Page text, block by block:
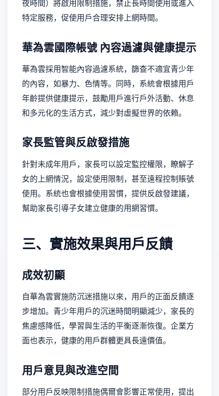
夜時間）將啟用限制措施，禁止長時間使用或進入
特定服務，促使用戶合理安排上網時間。
華為雲國際帳號 內容過濾與健康提示
華為雲採用智能內容過濾系統，篩查不適宜青少年
的內容，如暴力、色情等。同時，系統會根據用戶
年齡提供健康提示，鼓勵用戶進行戶外活動、休息
和多元化的生活方式，減少對虛擬世界的依賴。
家長監管與反啟發措施
針對未成年用戶，家長可以設定監控權限，瞭解子
女的上網情況，設定使用限制，甚至遠程控制賬號
使用。系統也會根據使用習慣，提供反啟發建議，
幫助家長引導子女建立健康的用網習慣。
三、實施效果與用戶反饋
成效初顯
自華為雲實施防沉迷措施以來，用戶的正面反饋逐
步增加。青少年用戶的沉迷時間明顯減少，家長的
焦慮感降低，學習與生活的平衡逐漸恢復。企業方
面也表示，健康的用戶群體更具長遠價值。
用戶意見與改進空間
部分用戶反映限制措施偶爾會影響正常使用，提出